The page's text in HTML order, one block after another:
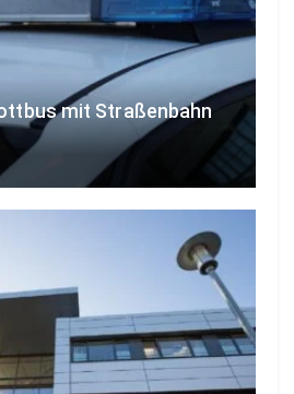
mit Straßenbahn